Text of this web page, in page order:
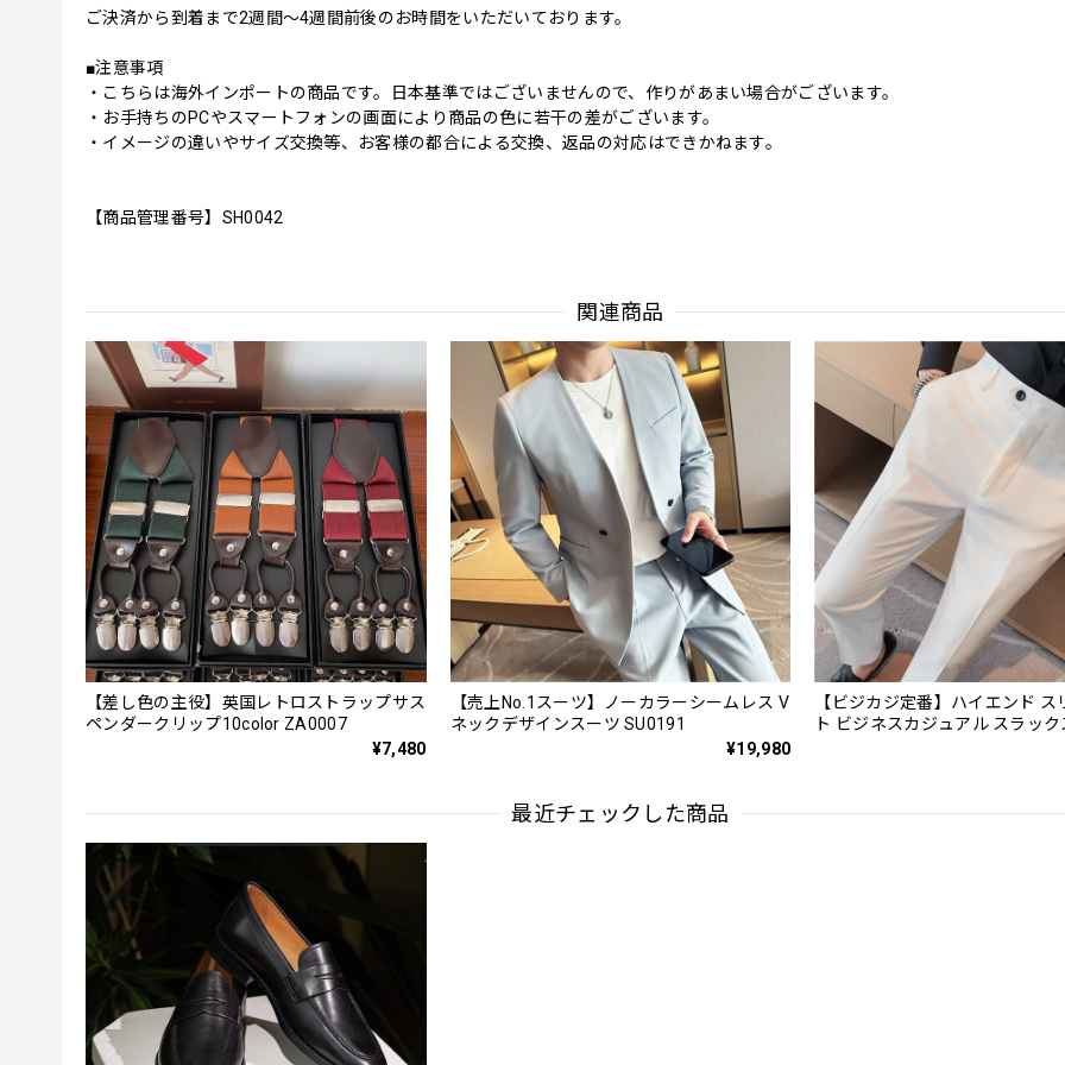
ご決済から到着まで2週間〜4週間前後のお時間をいただいております。
■注意事項
・こちらは海外インポートの商品です。日本基準ではございませんので、作りがあまい場合がございます。
・お手持ちのPCやスマートフォンの画面により商品の色に若干の差がございます。
・イメージの違いやサイズ交換等、お客様の都合による交換、返品の対応はできかねます。
【商品管理番号】SH0042
関連商品
【差し色の主役】英国レトロストラップサス
ペンダークリップ10color ZA0007
¥7,480
【売上No.1スーツ】ノーカラーシームレス V
ネックデザインスーツ SU0191
¥19,980
【ビジカジ定番】ハイエンド ス
ト ビジネスカジュアル スラッ
最近チェックした商品